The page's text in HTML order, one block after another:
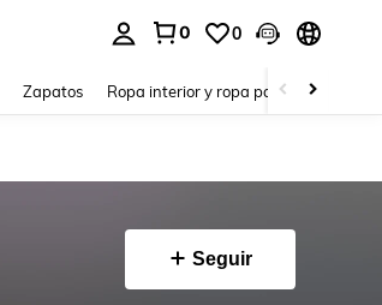
0 0
Zapatos Ropa interior y ropa para dormir
Seguir